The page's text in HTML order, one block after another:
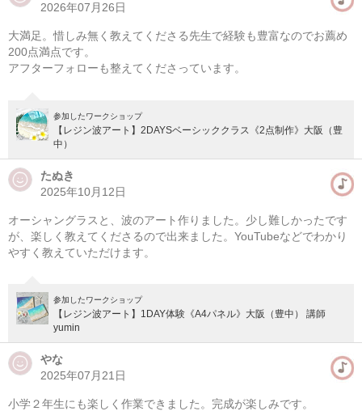
2026年07月26日
大満足。惜しみ無く教えてくださる先生で経験も豊富なのでお薦め
200点満点です。
アフターフォローも整えてくださっています。
参加したワークショップ
【レジン波アート】2DAYSベーシッククラス《2点制作》大阪（豊
中）
たぬき
2025年10月12日
オーシャングラスと、波のアート作りました。少し難しかったです
が、楽しく教えてくださるので出来ました。YouTubeなどでわかり
やすく教えていただけます。
参加したワークショップ
【レジン波アート】1DAY体験《A4パネル》大阪（豊中） 講師
yumin
やな
2025年07月21日
小学２年生にも楽しく作業できました。完成が楽しみです。